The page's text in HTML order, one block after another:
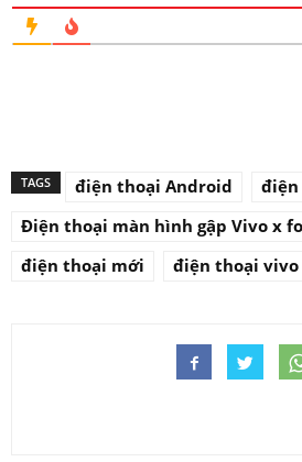
TAGS điện thoại Android
điện
Điện thoại màn hình gập Vivo x
điện thoại mới
điện thoại vivo